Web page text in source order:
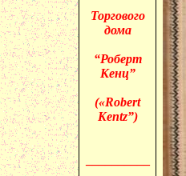
Торгового
дома
“Роберт
Кенц”
(«Robert
Kentz”)